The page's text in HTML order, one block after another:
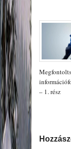
– 1. rész